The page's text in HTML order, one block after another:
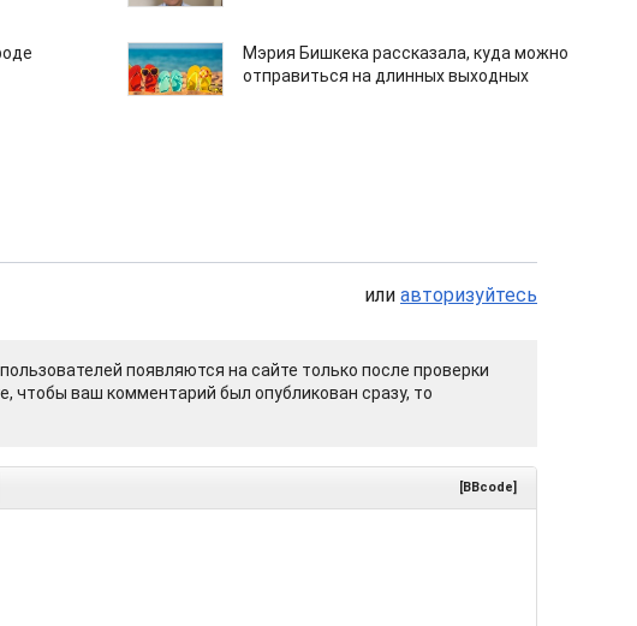
Мэрия Бишкека рассказала, куда можно
отправиться на длинных выходных
или авторизуйтесь
появляются на сайте только после проверки
чтобы ваш комментарий был опубликован сразу, то
[BBcode]